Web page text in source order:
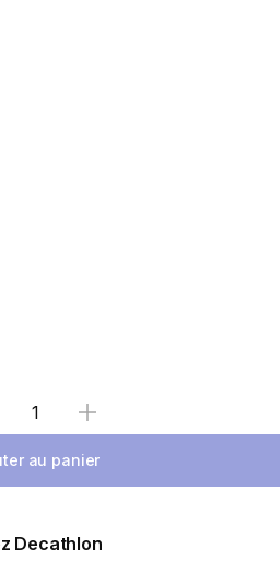
Sélectionnez la quantité
au panier
Decathlon